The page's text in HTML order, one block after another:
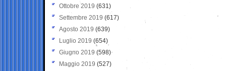
Ottobre 2019 (631)
Settembre 2019 (617)
Agosto 2019 (639)
Luglio 2019 (654)
Giugno 2019 (598)
Maggio 2019 (527)